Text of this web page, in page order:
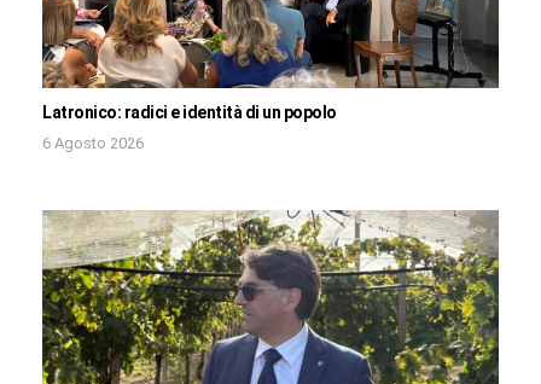
Latronico: radici e identità di un popolo
6 Agosto 2026